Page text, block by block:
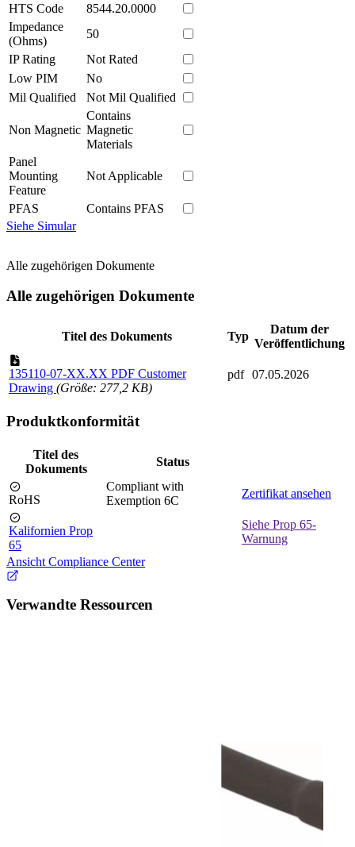
HTS Code
8544.20.0000
Impedance
(Ohms)
50
IP Rating
Not Rated
Low PIM
No
Mil Qualified
Not Mil Qualified
Non Magnetic
Contains
Magnetic
Materials
Panel
Mounting
Feature
Not Applicable
PFAS
Contains PFAS
Siehe Simular
Alle zugehörigen Dokumente
Alle zugehörigen Dokumente
Titel des Dokuments Typ
Datum der
Veröffentlichung
135110-07-XX.XX PDF Customer
Drawing (Größe: 277,2 KB)
pdf 07.05.2026
Produktkonformität
Titel des
Dokuments
Status
RoHS
Compliant with
Exemption 6C
Zertifikat ansehen
Kalifornien Prop
65
Siehe Prop 65-
Warnung
Ansicht Compliance Center
Verwandte Ressourcen